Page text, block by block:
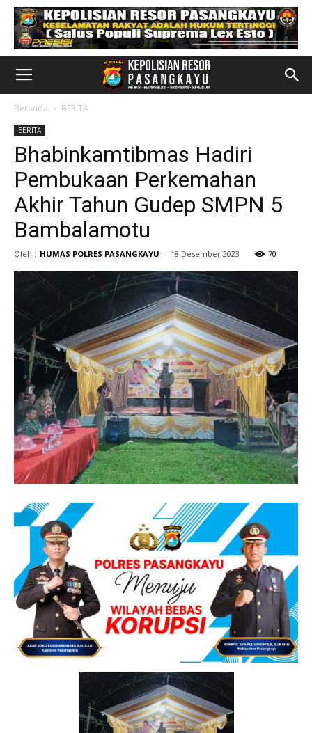
Beranda BERITA
BERITA
Bhabinkamtibmas Hadiri
Pembukaan Perkemahan
Akhir Tahun Gudep SMPN 5
Bambalamotu
Oleh : HUMAS POLRES PASANGKAYU - 18 Desember 2023 70